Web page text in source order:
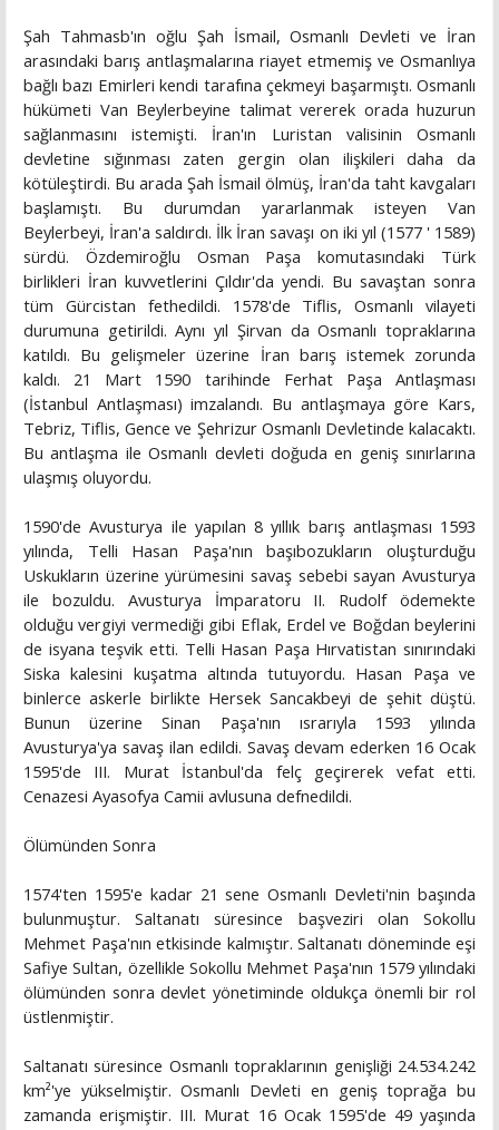
Şah Tahmasb'ın oğlu Şah İsmail, Osmanlı Devleti ve İran
arasındaki barış antlaşmalarına riayet etmemiş ve Osmanlıya
bağlı bazı Emirleri kendi tarafına çekmeyi başarmıştı. Osmanlı
hükümeti Van Beylerbeyine talimat vererek orada huzurun
sağlanmasını istemişti. İran'ın Luristan valisinin Osmanlı
devletine sığınması zaten gergin olan ilişkileri daha da
kötüleştirdi. Bu arada Şah İsmail ölmüş, İran'da taht kavgaları
başlamıştı. Bu durumdan yararlanmak isteyen Van
Beylerbeyi, İran'a saldırdı. İlk İran savaşı on iki yıl (1577 ' 1589)
sürdü. Özdemiroğlu Osman Paşa komutasındaki Türk
birlikleri İran kuvvetlerini Çıldır'da yendi. Bu savaştan sonra
tüm Gürcistan fethedildi. 1578'de Tiflis, Osmanlı vilayeti
durumuna getirildi. Aynı yıl Şirvan da Osmanlı topraklarına
katıldı. Bu gelişmeler üzerine İran barış istemek zorunda
kaldı. 21 Mart 1590 tarihinde Ferhat Paşa Antlaşması
(İstanbul Antlaşması) imzalandı. Bu antlaşmaya göre Kars,
Tebriz, Tiflis, Gence ve Şehrizur Osmanlı Devletinde kalacaktı.
Bu antlaşma ile Osmanlı devleti doğuda en geniş sınırlarına
ulaşmış oluyordu.
1590'de Avusturya ile yapılan 8 yıllık barış antlaşması 1593
yılında, Telli Hasan Paşa'nın başıbozukların oluşturduğu
Uskukların üzerine yürümesini savaş sebebi sayan Avusturya
ile bozuldu. Avusturya İmparatoru II. Rudolf ödemekte
olduğu vergiyi vermediği gibi Eflak, Erdel ve Boğdan beylerini
de isyana teşvik etti. Telli Hasan Paşa Hırvatistan sınırındaki
Siska kalesini kuşatma altında tutuyordu. Hasan Paşa ve
binlerce askerle birlikte Hersek Sancakbeyi de şehit düştü.
Bunun üzerine Sinan Paşa'nın ısrarıyla 1593 yılında
Avusturya'ya savaş ilan edildi. Savaş devam ederken 16 Ocak
1595'de III. Murat İstanbul'da felç geçirerek vefat etti.
Cenazesi Ayasofya Camii avlusuna defnedildi.
Ölümünden Sonra
1574'ten 1595'e kadar 21 sene Osmanlı Devleti'nin başında
bulunmuştur. Saltanatı süresince başveziri olan Sokollu
Mehmet Paşa'nın etkisinde kalmıştır. Saltanatı döneminde eşi
Safiye Sultan, özellikle Sokollu Mehmet Paşa'nın 1579 yılındaki
ölümünden sonra devlet yönetiminde oldukça önemli bir rol
üstlenmiştir.
Saltanatı süresince Osmanlı topraklarının genişliği 24.534.242
km²'ye yükselmiştir. Osmanlı Devleti en geniş toprağa bu
zamanda erişmiştir. III. Murat 16 Ocak 1595'de 49 yaşında